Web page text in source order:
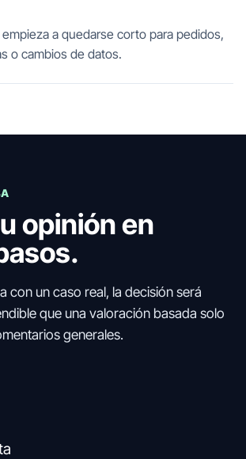
a quedarse corto para pedidos,
o cambios de datos.
opinión en
con un caso real, la decisión será
que una valoración basada solo
generales.